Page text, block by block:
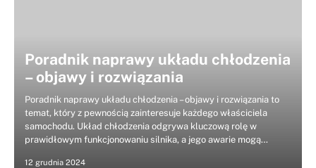
Poradnik naprawy układu chłodzenia
– objawy i rozwiązania
Poradnik naprawy układu chłodzenia – objawy i rozwiązania to
temat, który z pewnością zainteresuje każdego właściciela
samochodu. Układ chłodzenia odgrywa kluczową rolę w
prawidłowym funkcjonowaniu silnika, a jego awarie mogą…
12 grudnia 2024